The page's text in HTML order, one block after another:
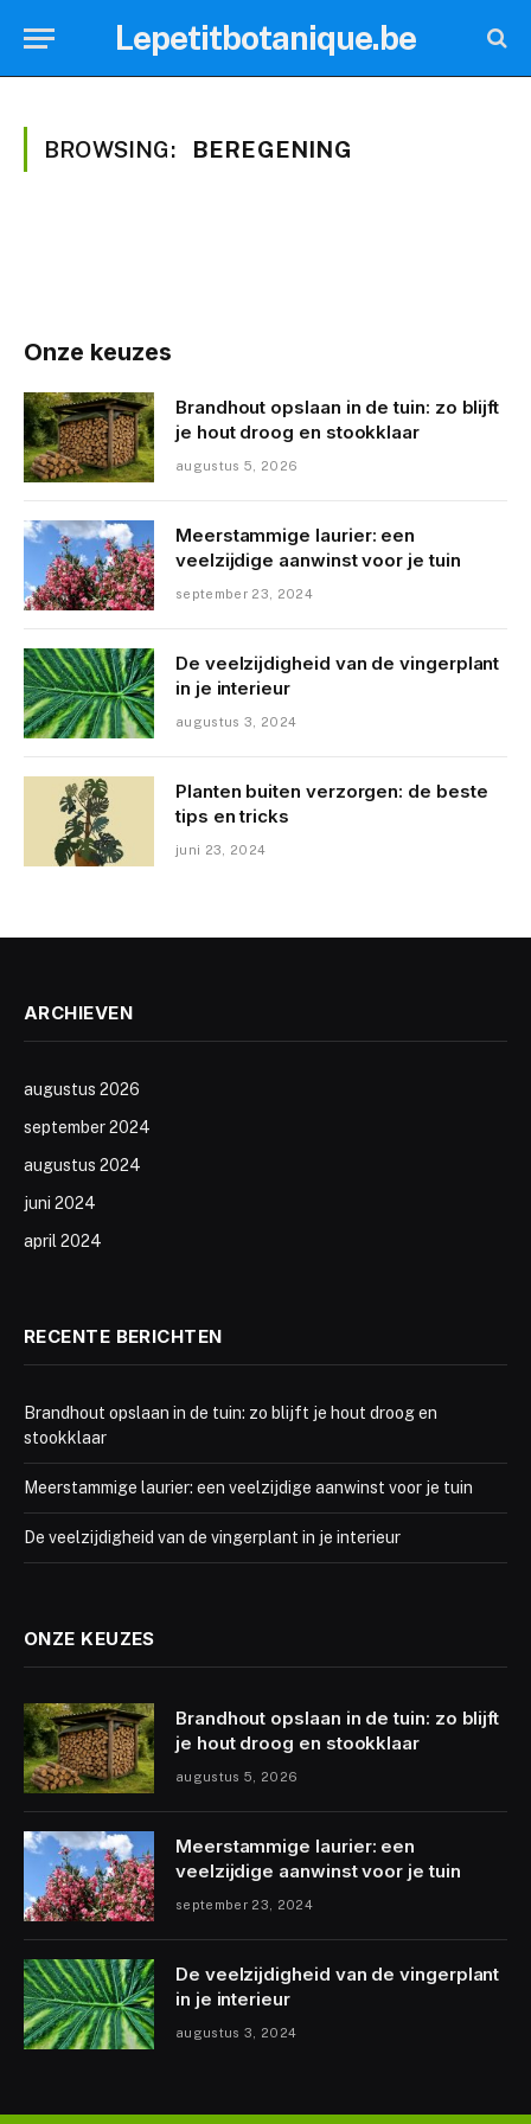
Lepetitbotanique.be
BROWSING: BEREGENING
Onze keuzes
Brandhout opslaan in de tuin: zo blijft
je hout droog en stookklaar
augustus 5, 2026
Meerstammige laurier: een
veelzijdige aanwinst voor je tuin
september 23, 2024
De veelzijdigheid van de vingerplant
in je interieur
augustus 3, 2024
Planten buiten verzorgen: de beste
tips en tricks
juni 23, 2024
ARCHIEVEN
augustus 2026
september 2024
augustus 2024
juni 2024
april 2024
RECENTE BERICHTEN
Brandhout opslaan in de tuin: zo blijft je hout droog en
stookklaar
Meerstammige laurier: een veelzijdige aanwinst voor je tuin
De veelzijdigheid van de vingerplant in je interieur
ONZE KEUZES
Brandhout opslaan in de tuin: zo blijft
je hout droog en stookklaar
augustus 5, 2026
Meerstammige laurier: een
veelzijdige aanwinst voor je tuin
september 23, 2024
De veelzijdigheid van de vingerplant
in je interieur
augustus 3, 2024